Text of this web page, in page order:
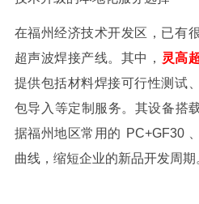
在福州经济技术开发区，已有
超声波焊接产线。其中， 灵高
提供包括材料焊接可行性测试
包导入等定制服务。其设备搭
据福州地区常用的 PC+GF30
曲线，缩短企业的新品开发周期